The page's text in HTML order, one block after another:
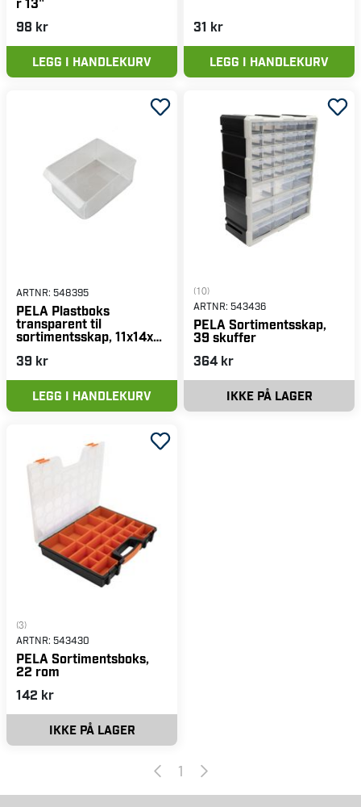
98 kr
LEGG I HANDLEKURV
31 kr
LEGG I HANDLEKURV
ARTNR: 548395
PELA Plastboks
transparent til
sortimentsskap, 11x14x6
39 kr
LEGG I HANDLEKURV
(10)
ARTNR: 543436
PELA Sortimentsskap,
39 skuffer
364 kr
IKKE PÅ LAGER
(3)
ARTNR: 543430
PELA Sortimentsboks,
22 rom
142 kr
IKKE PÅ LAGER
1